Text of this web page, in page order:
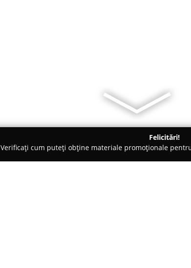
Felicitări!
Verificați cum puteți obține materiale promoționale